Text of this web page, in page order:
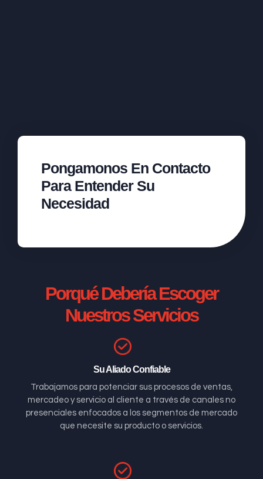
Pongamonos En Contacto
Para Entender Su
Necesidad
Porqué Debería Escoger
Nuestros Servicios
Su Aliado Confiable
Trabajamos para potenciar sus procesos de ventas,
mercadeo y servicio al cliente a través de canales no
presenciales enfocados a los segmentos de mercado
que necesite su producto o servicios.